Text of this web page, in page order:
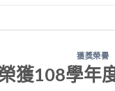
獲獎榮譽
獲108學年